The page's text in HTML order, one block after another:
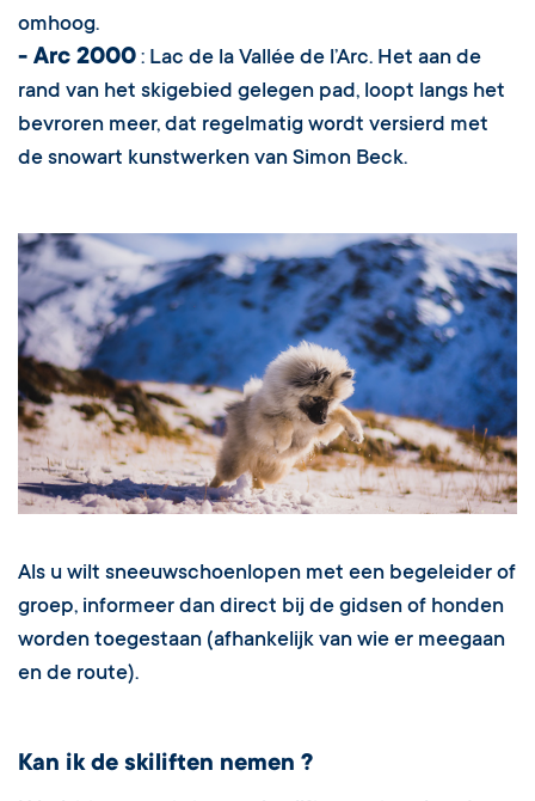
omhoog.
- Arc 2000 : Lac de la Vallée de l’Arc. Het aan de
rand van het skigebied gelegen pad, loopt langs het
bevroren meer, dat regelmatig wordt versierd met
de snowart kunstwerken van Simon Beck.
Als u wilt sneeuwschoenlopen met een begeleider of
groep, informeer dan direct bij de gidsen of honden
worden toegestaan (afhankelijk van wie er meegaan
en de route).
Kan ik de skiliften nemen ?